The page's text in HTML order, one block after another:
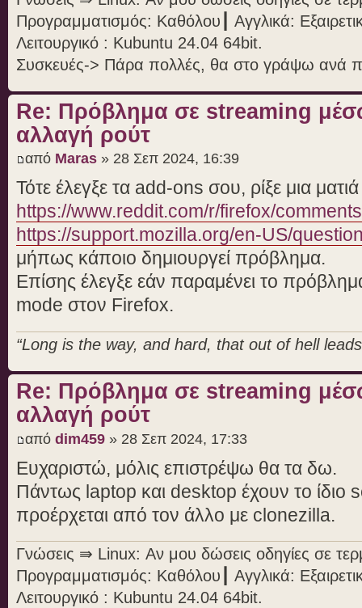
Προγραμματισμός: Καθόλου┃ Αγγλικά:
Λειτουργικό : Kubuntu 24.04 64bit.
Συσκευές-> Πάρα πολλές, θα στο γράψω ανά
Re: Πρόβλημα σε streaming
αλλαγή ρούτ
από Maras » 28 Σεπ 2024, 16:39
Τότε έλεγξε τα add-ons σου, ρίξε μια
https://www.reddit.com/r/firefox/
https://support.mozilla.org/en-US/
μήπως κάποιο δημιουργεί πρόβλημα.
Επίσης έλεγξε εάν παραμένει το
mode στον Firefox.
“Long is the way, and hard, that out of hell
Re: Πρόβλημα σε streaming
αλλαγή ρούτ
από dim459 » 28 Σεπ 2024, 17:33
Ευχαριστώ, μόλις επιστρέψω θα τα δω.
Πάντως laptop και desktop έχουν το ίδιο
προέρχεται από τον άλλο με clonezilla.
Γνώσεις ⇛ Linux: Αν μου δώσεις οδηγίες σε
Προγραμματισμός: Καθόλου┃ Αγγλικά:
Λειτουργικό : Kubuntu 24.04 64bit.